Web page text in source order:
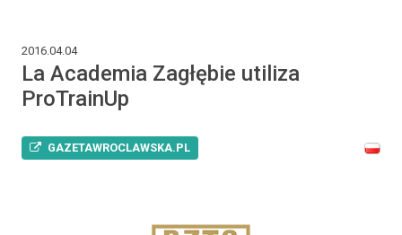
2016.04.04
La Academia Zagłębie utiliza
ProTrainUp
GAZETAWROCLAWSKA.PL